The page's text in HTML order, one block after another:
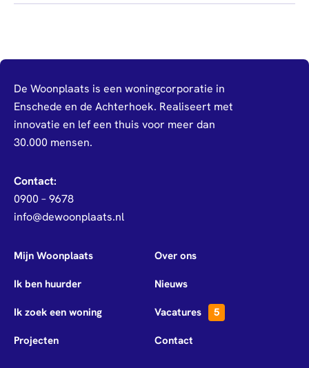
verklaring
Hypotheekverklaring
De Woonplaats is een woningcorporatie in
Enschede en de Achterhoek. Realiseert met
innovatie en lef een thuis voor meer dan
30.000 mensen.
Contact:
0900 – 9678
info@dewoonplaats.nl
Mijn Woonplaats Over ons
Ik ben huurder Nieuws
Ik zoek een woning Vacatures 5
Projecten Contact